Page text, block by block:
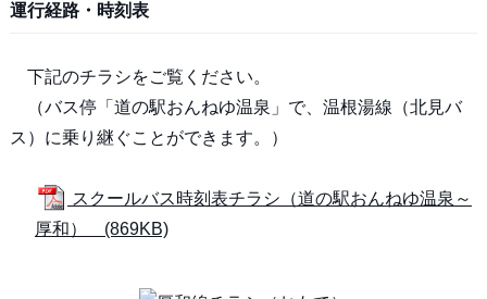
運行経路・時刻表
下記のチラシをご覧ください。
（バス停「道の駅おんねゆ温泉」で、温根湯線（北見バ
ス）に乗り継ぐことができます。）
スクールバス時刻表チラシ（道の駅おんねゆ温泉～
厚和） (869KB)